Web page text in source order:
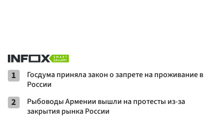
1
Госдума приняла закон о запрете на проживание в
России
2
Рыбоводы Армении вышли на протесты из-за
закрытия рынка России